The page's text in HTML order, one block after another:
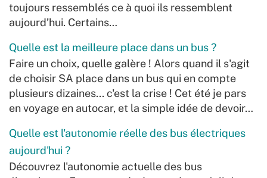
toujours ressemblés ce à quoi ils ressemblent
aujourd’hui. Certains…
Quelle est la meilleure place dans un bus ?
Faire un choix, quelle galère ! Alors quand il s'agit
de choisir SA place dans un bus qui en compte
plusieurs dizaines... c'est la crise ! Cet été je pars
en voyage en autocar, et la simple idée de devoir…
Quelle est l'autonomie réelle des bus électriques
aujourd'hui ?
Découvrez l'autonomie actuelle des bus